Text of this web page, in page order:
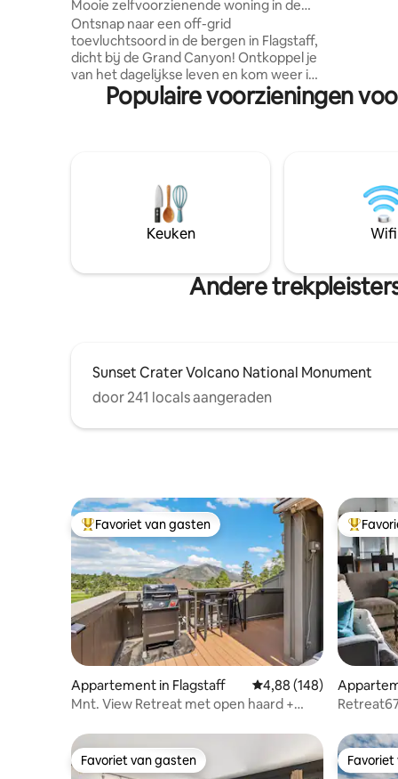
Mooie zelfvoorzienende woning in de
buurt van Flagstaff, GCNP
Ontsnap naar een off-grid
toevluchtsoord in de bergen in Flagstaff,
dicht bij de Grand Canyon! Ontkoppel je
van het dagelijkse leven en kom weer in
contact met de natuur in onze rustige,
niet op het elektriciteitsnet aangesloten
sterrenhemel, biedt de perfecte
ontsnapping voor stellen, gezinnen en
buitenavonturiers die op zoek zijn naar
een echte bergervaring. Dicht bij
Nordic Center, kilometers wandelpaden!
Populaire voorzieningen
Keuken Wifi
Andere
Sunset Crater Volcano National Monument
door 241 locals aangeraden
Topfavoriet van gasten
Favoriet van gasten
Appartement in Flagstaff Gemiddelde
4,88 (148)
Mnt. View Retreat met open haard +
Favoriet van gasten
Favoriet van gasten